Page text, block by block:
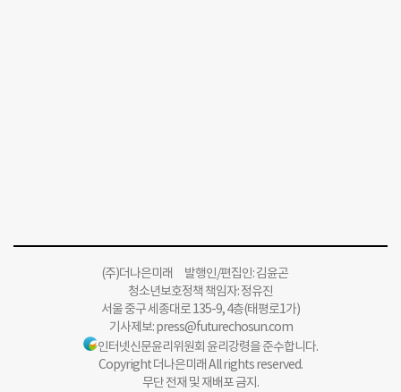
(주)더나은미래 발행인/편집인: 김윤곤
청소년보호정책 책임자: 정유진
서울 중구 세종대로 135-9, 4층(태평로1가)
기사제보:press@futurechosun.com
인터넷신문윤리위원회 윤리강령을 준수합니다.
Copyright 더나은미래 All rights reserved.
무단 전재 및 재배포 금지.